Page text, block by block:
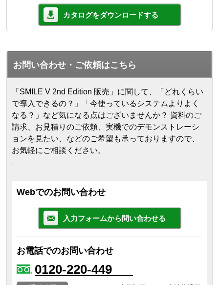
カタログをダウンロードする
お問い合わせ・ご依頼はこちら
「SMILE V 2nd Edition 販売」に関して、「どれくらい
で導入できるの？」「今使っているシステムよりよく
なる？」など気になる点はございませんか？ 資料のご
請求、お見積りのご依頼、実機でのデモンストレーシ
ョンを見たい、などのご希望も承っておりますので、
お気軽にご相談ください。
Webでのお問い合わせ
入力フォームから問い合わせる
お電話でのお問い合わせ
0120-220-449